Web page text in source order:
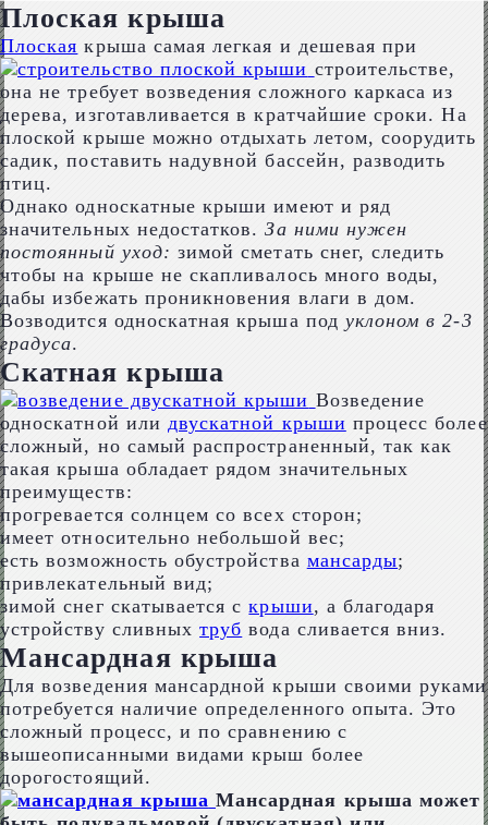
Плоская крыша
Плоская крыша самая легкая и дешевая при
строительстве,
она не требует возведения сложного каркаса из
дерева, изготавливается в кратчайшие сроки. На
плоской крыше можно отдыхать летом, соорудить
садик, поставить надувной бассейн, разводить
птиц.
Однако односкатные крыши имеют и ряд
значительных недостатков.За ними нужен
постоянный уход: зимой сметать снег, следить
чтобы на крыше не скапливалось много воды,
дабы избежать проникновения влаги в дом.
Возводится односкатная крыша под уклоном в 2-3
градуса.
Скатная крыша
Возведение
односкатной или двускатной крыши процесс более
сложный, но самый распространенный, так как
такая крыша обладает рядом значительных
преимуществ:
прогревается солнцем со всех сторон;
имеет относительно небольшой вес;
есть возможность обустройства мансарды;
привлекательный вид;
зимой снег скатывается cкрыши, а благодаря
устройству сливныхтруб вода сливается вниз.
Мансардная крыша
Для возведения мансардной крыши своими руками
потребуется наличие определенного опыта. Это
сложный процесс, и по сравнению с
вышеописанными видами крыш более
дорогостоящий.
Мансардная крыша может